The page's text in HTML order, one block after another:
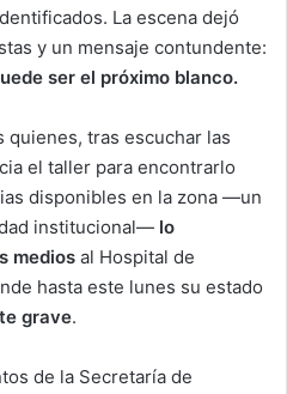
La escena dejó
y un mensaje contundente:
ser el próximo blanco.
quienes, tras escuchar las
el taller para encontrarlo
disponibles en la zona —un
institucional— lo
medios al Hospital de
hasta este lunes su estado
grave.
de la Secretaría de